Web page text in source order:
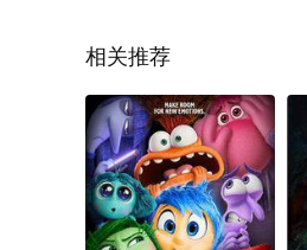
相关推荐